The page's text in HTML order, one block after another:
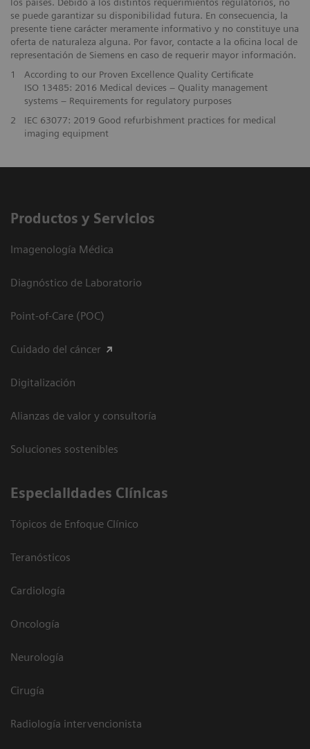
se puede garantizar su disponibilidad futura. En consecuencia, la
presente tiene carácter meramente informativo y no constituye una
oferta de naturaleza alguna. Por favor, contacte a la oficina local de
representación de Siemens en caso de requerir mayor información.
1
According to our Proven Excellence Quality Certificate
ISO 13485: 2016 Medical devices – Quality management
systems – Requirements for regulatory purposes
2
IEC 63077: 2019 Good refurbishment practices for medical
imaging equipment
Productos y Servicios
Imagenología Médica
Diagnóstico de Laboratorio
Point-of-Care (POC)
Cuidado del cáncer
Digitalización
Alianzas de valor y consultoría
Soluciones sostenibles
Especialidades Clínicas
Tópicos de Enfoque Clínico
Teranósticos
Cardiología
Oncología
Neurología
Cirugía
Radiología intervencionista